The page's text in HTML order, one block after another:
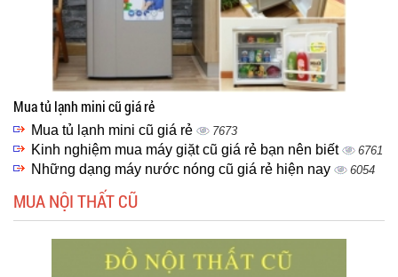
Mua tủ lạnh mini cũ giá rẻ
Mua tủ lạnh mini cũ giá rẻ 7673
Kinh nghiệm mua máy giặt cũ giá rẻ bạn nên biết 6761
Những dạng máy nước nóng cũ giá rẻ hiện nay 6054
MUA NỘI THẤT CŨ